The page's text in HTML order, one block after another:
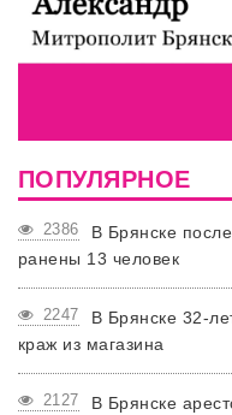
ПОПУЛЯРНОЕ
2386
В Брянске
ранены 13 человек
2247
В Брянске 32-
краж из магазина
2127 В Брянске